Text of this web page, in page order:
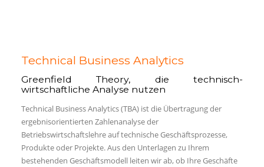
Technical Business Analytics
Greenfield Theory, die technisch-
wirtschaftliche Analyse nutzen
Technical Business Analytics (TBA) ist die Übertragung der
ergebnisorientierten Zahlenanalyse der
Betriebswirtschaftslehre auf technische Geschäftsprozesse,
Produkte oder Projekte. Aus den Unterlagen zu Ihrem
bestehenden Geschäftsmodell leiten wir ab, ob Ihre Geschäfte